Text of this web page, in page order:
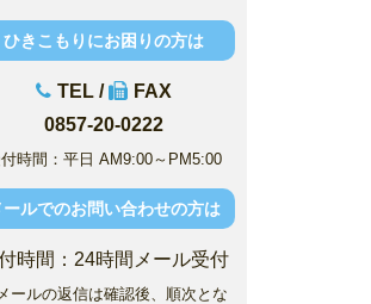
ひきこもりにお困りの方は
TEL /
FAX
0857-20-0222
時間：平日 AM9:00～PM5:00
ールでのお問い合わせの方は
時間：24時間メール受付
ールの返信は確認後、順次とな